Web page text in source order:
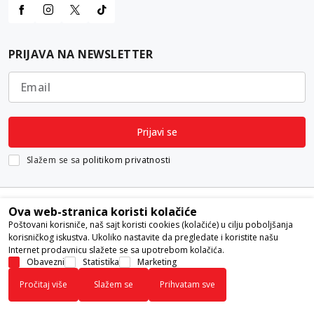
PRIJAVA NA NEWSLETTER
Email
Prijavi se
Slažem se sa politikom privatnosti
Nastojimo da budemo što precizniji u opisu proizvoda, prikazu slika i
samih cena, ali ne možemo garantovati da su sve informacije kompletne i
bez grešaka. Svi artikli prikazani na sajtu su deo naše ponude i ne
podrazumeva da su dostupni u svakom trenutku.
Ova web-stranica koristi kolačiće
Poštovani korisniče, naš sajt koristi cookies (kolačiće) u cilju poboljšanja
korisničkog iskustva. Ukoliko nastavite da pregledate i koristite našu
Internet prodavnicu slažete se sa upotrebom kolačića.
Obavezni
Statistika
Marketing
Pročitaj više
Slažem se Prihvatam sve